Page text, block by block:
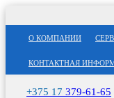
О КОМПАНИИ
КОНТАКТНАЯ
+375 17 379-61-65